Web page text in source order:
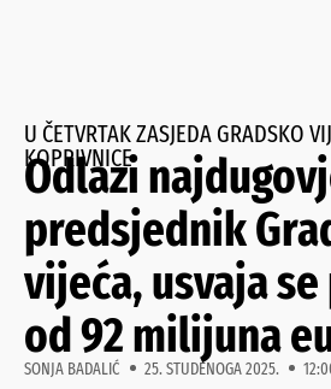
U ČETVRTAK ZASJEDA GRADSKO
KOPRIVNICE
Odlazi
predsjednik
vijeća, usvaja
od 92 milijuna
SONJA BADALIĆ 25. STUDENOGA 2025.